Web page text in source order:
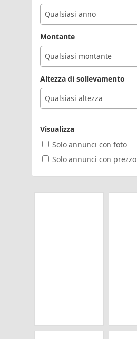
Qualsiasi anno
Montante
Qualsiasi montante
Altezza di sollevamento
Qualsiasi altezza
Visualizza
Solo annunci con foto
Solo annunci con prezzo